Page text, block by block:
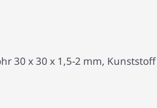
30 x 30 x 1,5-2 mm, Kunststoff